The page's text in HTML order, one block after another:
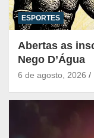
ESPORTES
Abertas as
Nego D’Água
6 de agosto, 2026